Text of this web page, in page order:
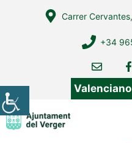
Carrer
+34
Valenciano